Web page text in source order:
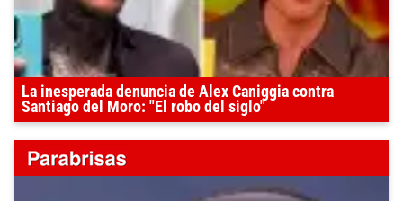
La inesperada denuncia de Alex Caniggia contra
Santiago del Moro: "El robo del siglo"